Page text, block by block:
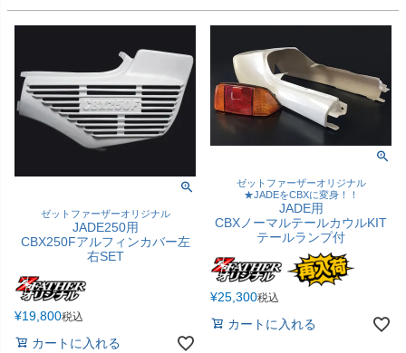
ゼットファーザーオリジナル
JADE250用
CBX250Fアルフィンカバー左
右SET
¥19,800税込
カートに入れる
ゼットファーザーオリジナル
★JADEをCBXに変身！！
JADE用
CBXノーマルテールカウルKIT
テールランプ付
¥25,300税込
カートに入れる